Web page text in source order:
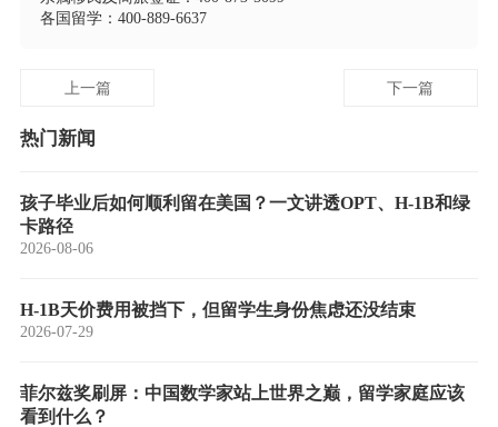
各国留学：400-889-6637
上一篇 下一篇
热门新闻
孩子毕业后如何顺利留在美国？一文讲透OPT、H-1B和绿
卡路径
2026-08-06
H-1B天价费用被挡下，但留学生身份焦虑还没结束
2026-07-29
菲尔兹奖刷屏：中国数学家站上世界之巅，留学家庭应该
看到什么？